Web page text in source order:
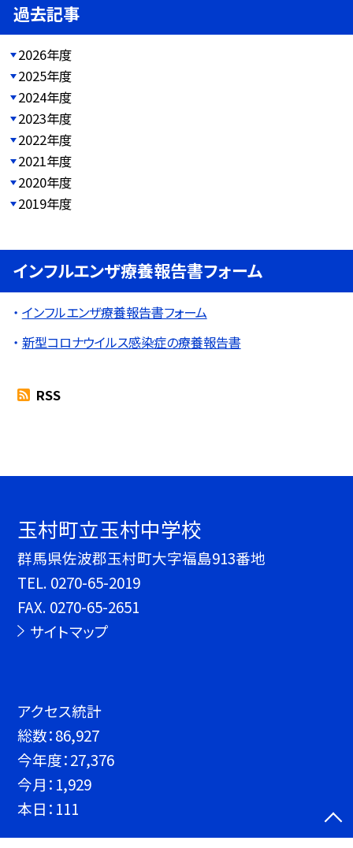
過去記事
2026年度
2025年度
2024年度
2023年度
2022年度
2021年度
2020年度
2019年度
インフルエンザ療養報告書フォーム
インフルエンザ療養報告書フォーム
新型コロナウイルス感染症の療養報告書
RSS
玉村町立玉村中学校
群馬県佐波郡玉村町大字福島913番地
TEL. 0270-65-2019
FAX. 0270-65-2651
サイトマップ
アクセス統計
総数：86,927
今年度：27,376
今月： 1,929
本日： 111